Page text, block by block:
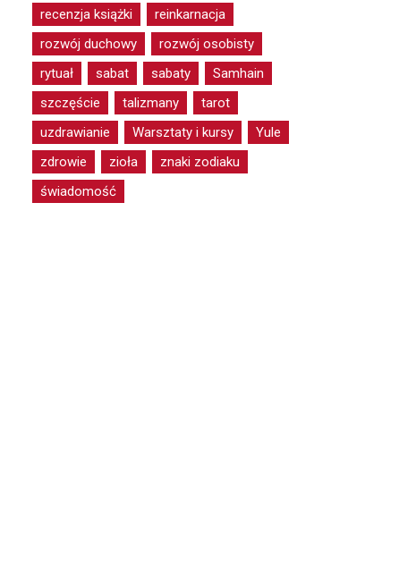
recenzja książki
reinkarnacja
rozwój duchowy
rozwój osobisty
rytuał
sabat sabaty
Samhain
szczęście
talizmany
tarot
uzdrawianie
Warsztaty i kursy
Yule
zdrowie
zioła
znaki zodiaku
świadomość